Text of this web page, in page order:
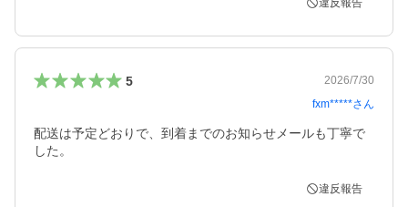
違反報告
5
2026/7/30
fxm*****さん
配送は予定どおりで、到着までのお知らせメールも丁寧で
した。
違反報告